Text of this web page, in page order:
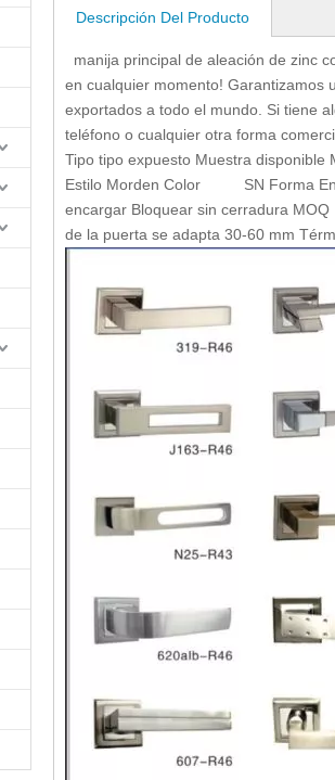
Descripción Del Producto
manija principal de aleación de zinc
en cualquier momento! Garantizamos
exportados a todo el mundo. Si tiene
teléfono o cualquier otra forma
Tipo tipo expuesto Muestra
Estilo Morden Color SN Forma En
encargar Bloquear sin cerradura
de la puerta se adapta 30-60 mm